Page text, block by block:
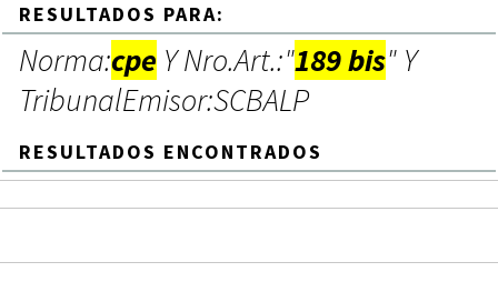
RESULTADOS PARA:
Norma:cpe Y Nro.Art.:"189 bis" Y
TribunalEmisor:SCBALP
RESULTADOS ENCONTRADOS